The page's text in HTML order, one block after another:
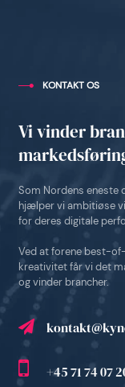
KONTAKT OS
Vi vinder
Som Nordens eneste
hjælper vi ambitiøse
for deres digitale
Ved at forene best-
kreativitet får vi det
og vinder brancher.
+45 71 74 07